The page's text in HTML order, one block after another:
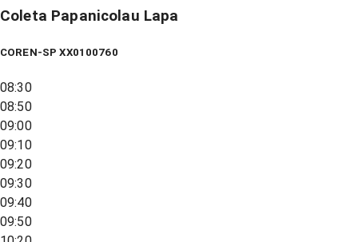
Coleta Papanicolau Lapa
COREN-SP XX0100760
08:30
08:50
09:00
09:10
09:20
09:30
09:40
09:50